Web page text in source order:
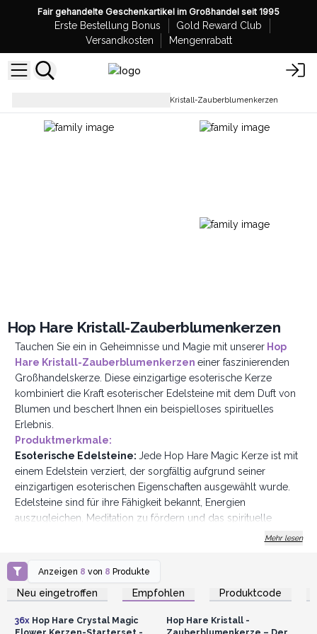
Fair gehandelte Geschenkartikel im Großhandel seit 1995
Erste Bestellung Bonus
Gold Reward Club
Versandkosten
Mengenrabatt
Hop Hare Kristall-Zauberblumenkerzen
Hop Hare Kristall-Zauberblumenkerzen
Tauchen Sie ein in Geheimnisse und Magie mit unsererHop
Hare Kristall-Zauberblumenkerzen einer faszinierenden
Großhandelskerze. Diese einzigartige esoterische Kerze
kombiniert die Kraft esoterischer Edelsteine mit dem Duft von
Blumen und beschert Ihnen ein beispielloses spirituelles
Erlebnis.
Produktmerkmale:
Esoterische Edelsteine: Jede Hop Hare Magic Kerze ist mit
einem Edelstein verziert, der sorgfältig aufgrund seiner
einzigartigen esoterischen Eigenschaften ausgewählt wurde.
Edelsteine sind für ihre Fähigkeit bekannt, Energien
auszugleichen, Meditation zu fördern und das spirituelle
dekoriert, die aufgrund ihrer spirituellen Symbolik und
natürlichen Schönheit ausgewählt wurden. Die Blumen
verleihen dem Ganzen einen Hauch von Süße.
beruhigende und spirituelle Atmosphäre in Ihrem Zimmer. Das
Mehr lesen
Anzeigen 8 von 8 Produkte
Neu eingetroffen Empfohlen Produktcode
Anmelden oder
Registrieren für
Großhandelspreise
36xHop Hare Crystal Magic
Registrieren für
Großhandelspreise
Hop Hare Kristall -